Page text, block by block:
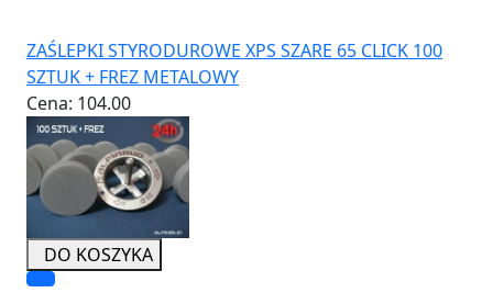
ZAŚLEPKI STYRODUROWE XPS SZARE 65 CLICK 100
SZTUK + FREZ METALOWY
Cena: 104.00
DO KOSZYKA